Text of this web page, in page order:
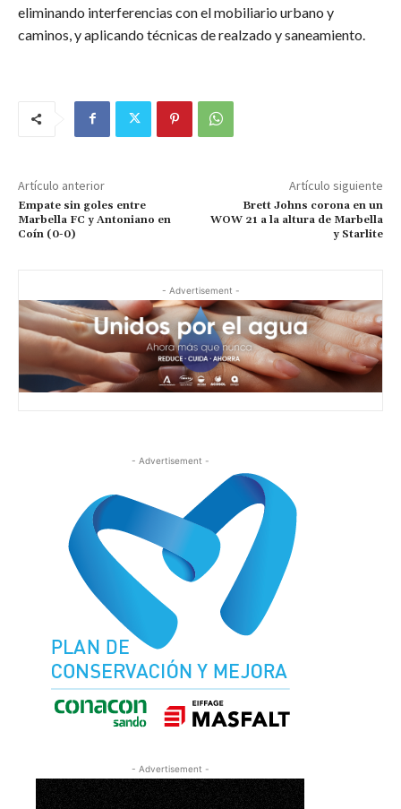
eliminando interferencias con el mobiliario urbano y
caminos, y aplicando técnicas de realzado y saneamiento.
Artículo anterior
Empate sin goles entre
Marbella FC y Antoniano en
Coín (0-0)
Artículo siguiente
Brett Johns corona en un
WOW 21 a la altura de Marbella
y Starlite
- Advertisement -
- Advertisement -
- Advertisement -